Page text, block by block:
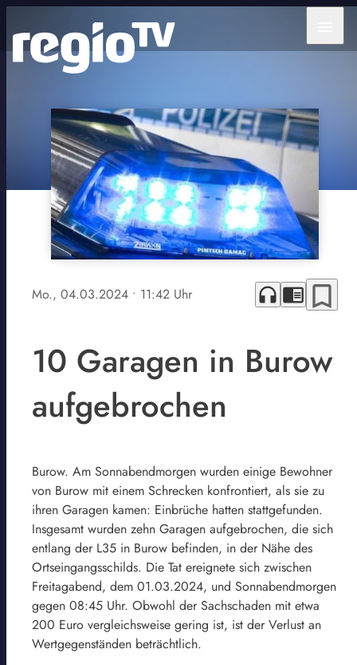
Mo., 04.03.2024 • 11:42 Uhr headphones chrome_reader_mode bookmark_border
10 Garagen in Burow
aufgebrochen
Burow. Am Sonnabendmorgen wurden einige Bewohner
von Burow mit einem Schrecken konfrontiert, als sie zu
ihren Garagen kamen: Einbrüche hatten stattgefunden.
Insgesamt wurden zehn Garagen aufgebrochen, die sich
entlang der L35 in Burow befinden, in der Nähe des
Ortseingangsschilds. Die Tat ereignete sich zwischen
Freitagabend, dem 01.03.2024, und Sonnabendmorgen
gegen 08:45 Uhr. Obwohl der Sachschaden mit etwa
200 Euro vergleichsweise gering ist, ist der Verlust an
Wertgegenständen beträchtlich.